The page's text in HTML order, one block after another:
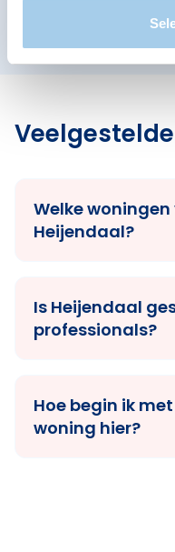
Welke woningen
Heijendaal?
Is Heijendaal
professionals?
Hoe begin ik
woning hier?